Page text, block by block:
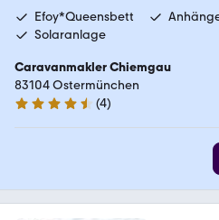
Efoy*Queensbett
Solaranlage
Caravanmakler Chiemgau
83104 Ostermünchen
4.7 Sterne
(4)